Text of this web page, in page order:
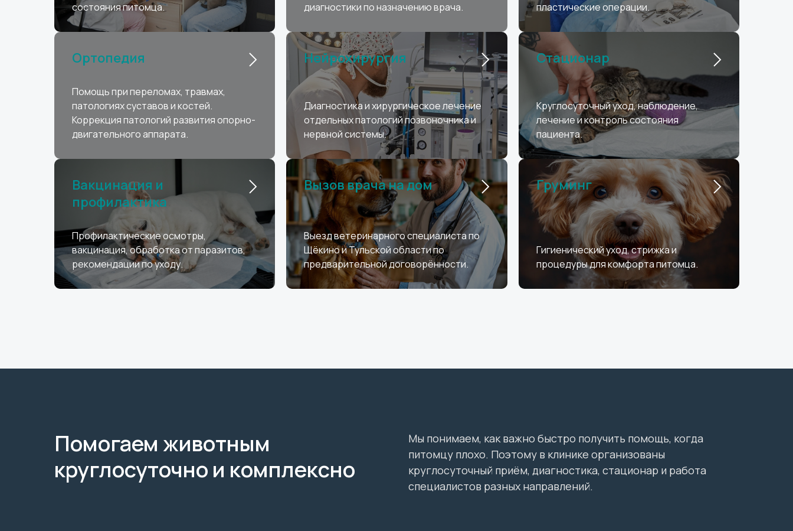
состояния питомца.
диагностики по назначению врача.
пластические операции.
Ортопедия
Помощь при переломах, травмах,
патологиях суставов и костей.
Коррекция патологий развития опорно-
двигательного аппарата.
Нейрохирургия
Диагностика и хирургическое лечение
отдельных патологий позвоночника и
нервной системы.
Стационар
Круглосуточный уход, наблюдение,
лечение и контроль состояния
пациента.
Вакцинация и
профилактика
Профилактические осмотры,
вакцинация, обработка от паразитов,
рекомендации по уходу.
Вызов врача на дом
Выезд ветеринарного специалиста по
Щёкино и Тульской области по
предварительной договорённости.
Груминг
Гигиенический уход, стрижка и
процедуры для комфорта питомца.
Помогаем животным
круглосуточно и комплексно
Мы понимаем, как важно быстро получить помощь, когда
питомцу плохо. Поэтому в клинике организованы
круглосуточный приём, диагностика, стационар и работа
специалистов разных направлений.